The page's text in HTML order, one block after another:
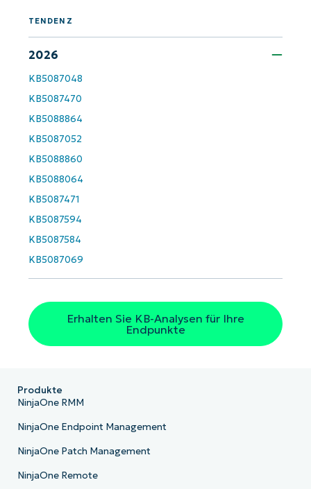
TENDENZ
2026
KB5087048
KB5087470
KB5088864
KB5087052
KB5088860
KB5088064
KB5087471
KB5087594
KB5087584
KB5087069
Erhalten Sie KB-Analysen für Ihre
Endpunkte
First
and
last
name*
email*
Phone
number*
Land
Company
Produkte
NinjaOne RMM
NinjaOne Endpoint Management
NinjaOne Patch Management
NinjaOne Remote